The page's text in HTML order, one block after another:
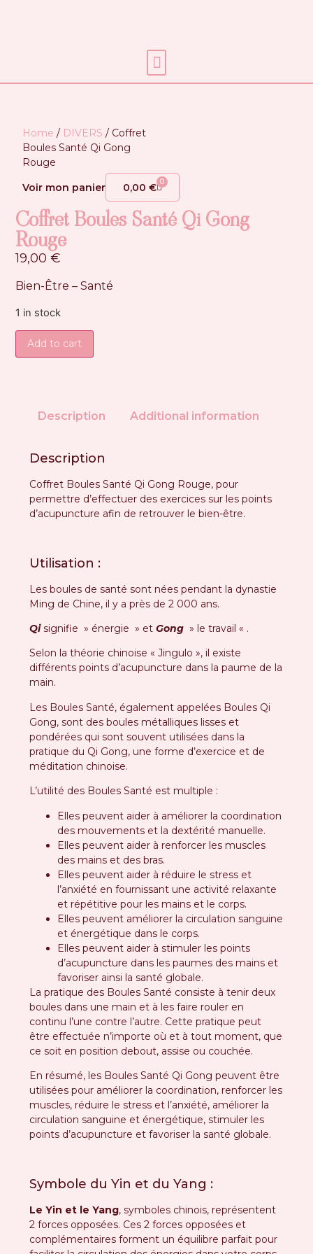
Home / DIVERS / Coffret
Boules Santé Qi Gong
Rouge
Voir mon panier
0,00€ 0
Coffret Boules Santé Qi Gong
Rouge
19,00€
Bien-Être – Santé
1 in stock
Add to cart
Description Additional information
Description
Coffret Boules Santé Qi Gong Rouge, pour
permettre d’effectuer des exercices sur les points
d’acupuncture afin de retrouver le bien-être.
Utilisation :
Les boules de santé sont nées pendant la dynastie
Ming de Chine, il y a près de 2 000 ans.
Qisignifie » énergie » etGong » le travail « .
Selon la théorie chinoise « Jingulo », il existe
différents points d’acupuncture dans la paume de la
main.
Les Boules Santé, également appelées Boules Qi
Gong, sont des boules métalliques lisses et
pondérées qui sont souvent utilisées dans la
pratique du Qi Gong, une forme d’exercice et de
méditation chinoise.
L’utilité des Boules Santé est multiple :
Elles peuvent aider à améliorer la coordination
des mouvements et la dextérité manuelle.
Elles peuvent aider à renforcer les muscles
des mains et des bras.
Elles peuvent aider à réduire le stress et
l’anxiété en fournissant une activité relaxante
et répétitive pour les mains et le corps.
Elles peuvent améliorer la circulation sanguine
et énergétique dans le corps.
Elles peuvent aider à stimuler les points
d’acupuncture dans les paumes des mains et
favoriser ainsi la santé globale.
La pratique des Boules Santé consiste à tenir deux
boules dans une main et à les faire rouler en
continu l’une contre l’autre. Cette pratique peut
être effectuée n’importe où et à tout moment, que
ce soit en position debout, assise ou couchée.
En résumé, les Boules Santé Qi Gong peuvent être
utilisées pour améliorer la coordination, renforcer les
muscles, réduire le stress et l’anxiété, améliorer la
circulation sanguine et énergétique, stimuler les
points d’acupuncture et favoriser la santé globale.
Symbole du Yin et du Yang :
Le Yin et le Yang, symboles chinois, représentent
2 forces opposées. Ces 2 forces opposées et
complémentaires forment un équilibre parfait pour